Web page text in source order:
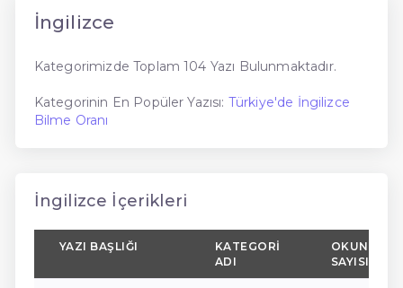
İngilizce
Kategorimizde Toplam 104 Yazı Bulunmaktadır.
Kategorinin En Popüler Yazısı: Türkiye'de İngilizce
Bilme Oranı
İngilizce İçerikleri
YAZI BAŞLIĞI
KATEGORI
ADI
OKUNMA
SAYISI